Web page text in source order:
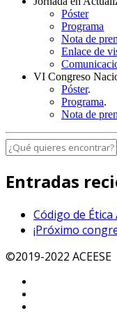
Póster
Programa
Nota de
Enlace de
VI Congreso
Póster.
Programa.
Nota de
Entradas
Código de Ética
¡Próximo
©2019-2022 ACEESE